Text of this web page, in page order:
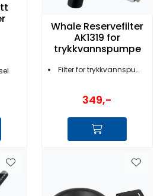
Whale Reservefilter
AK1319 for
trykkvannspumpe
Filter for trykkvannspumpe
349,-